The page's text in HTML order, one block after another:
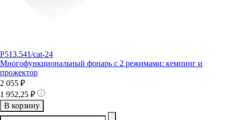
P513.541/cat-24
Многофункциональный фонарь с 2 режимами: кемпинг и
прожектор
2 055 ₽
1 952,25 ₽
В корзину